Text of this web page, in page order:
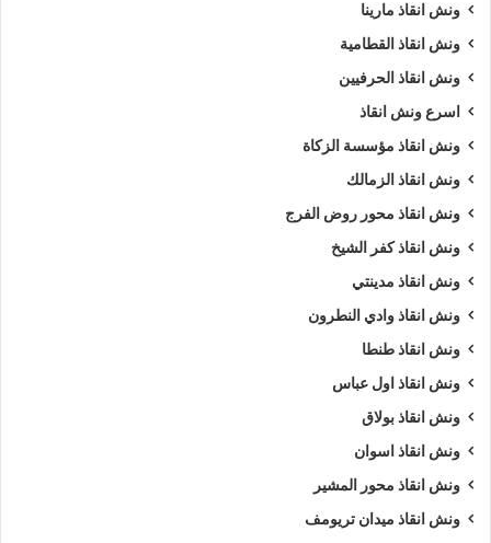
ونش انقاذ مارينا
ونش انقاذ القطامية
ونش انقاذ الحرفيين
اسرع ونش انقاذ
ونش انقاذ مؤسسة الزكاة
ونش انقاذ الزمالك
ونش انقاذ محور روض الفرج
ونش انقاذ كفر الشيخ
ونش انقاذ مدينتي
ونش انقاذ وادي النطرون
ونش انقاذ طنطا
ونش انقاذ اول عباس
ونش انقاذ بولاق
ونش انقاذ اسوان
ونش انقاذ محور المشير
ونش انقاذ ميدان تريومف